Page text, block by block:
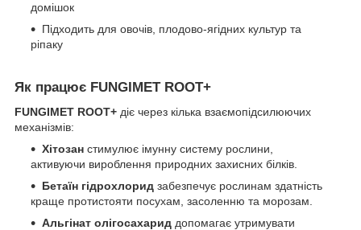
домішок
Підходить для овочів, плодово-ягідних культур та
ріпаку
Як працює FUNGIMET ROOT+
FUNGIMET ROOT+ діє через кілька взаємопідсилюючих
механізмів:
Хітозан стимулює імунну систему рослини,
активуючи вироблення природних захисних білків.
Бетаїн гідрохлорид забезпечує рослинам здатність
краще протистояти посухам, засоленню та морозам.
Альгінат олігосахарид допомагає утримувати